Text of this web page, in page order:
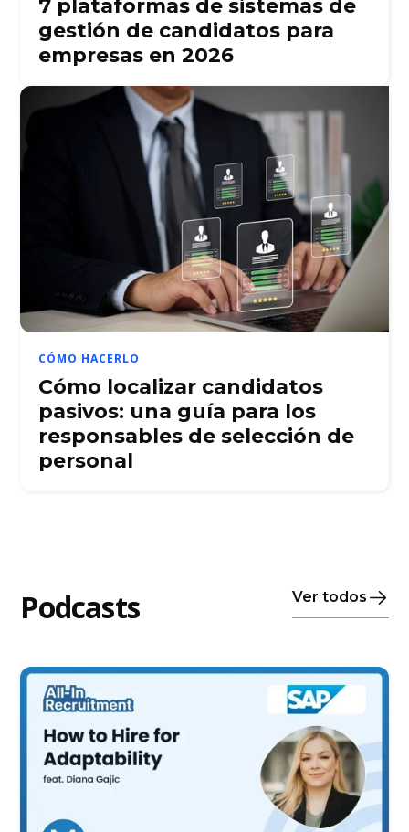
7 plataformas de sistemas de
gestión de candidatos para
empresas en 2026
CÓMO HACERLO
Cómo localizar candidatos
pasivos: una guía para los
responsables de selección de
personal
Podcasts Ver todos